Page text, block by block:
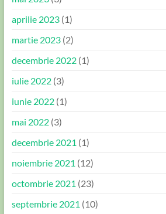
aprilie 2023(1)
martie 2023(2)
decembrie 2022(1)
iulie 2022(3)
iunie 2022(1)
mai 2022(3)
decembrie 2021 (1)
noiembrie 2021 (12)
octombrie 2021 (23)
septembrie 2021 (10)